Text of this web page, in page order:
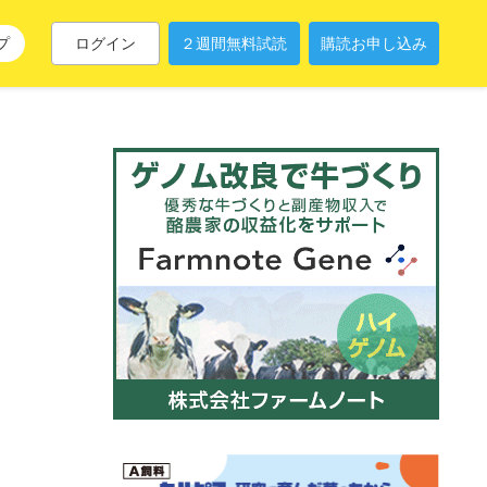
ログイン ２週間無料試読 購読お申し込み